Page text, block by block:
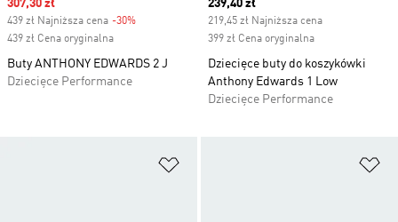
Sale price
307,30 zł
439 zł Najniższa cena -30%
439 zł Cena oryginalna
Buty ANTHONY EDWARDS 2 J
Dziecięce Performance
Current price
239,40 zł
219,45 zł Najniższa cena
399 zł Cena oryginalna
Dziecięce buty do koszykówki
Anthony Edwards 1 Low
Dziecięce Performance